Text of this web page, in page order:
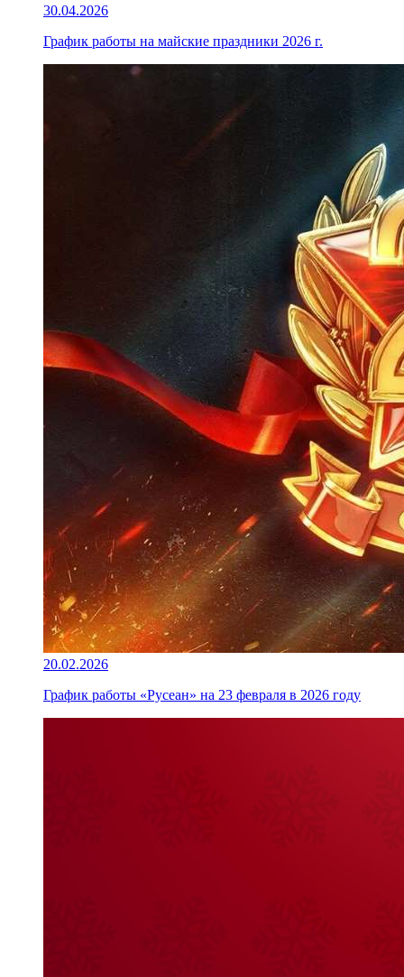
30.04.2026
График работы на майские праздники 2026 г.
20.02.2026
График работы «Русеан» на 23 февраля в 2026 году